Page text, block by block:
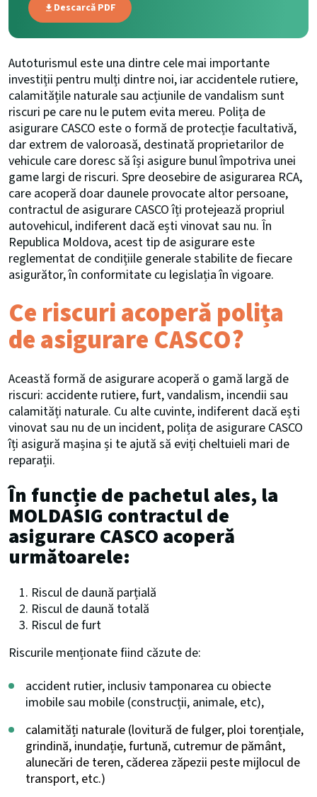
Descarcă PDF
Autoturismul este una dintre cele mai importante
investiții pentru mulți dintre noi, iar accidentele rutiere,
calamitățile naturale sau acțiunile de vandalism sunt
riscuri pe care nu le putem evita mereu. Polița de
asigurare CASCO este o formă de protecție facultativă,
dar extrem de valoroasă, destinată proprietarilor de
vehicule care doresc să își asigure bunul împotriva unei
game largi de riscuri. Spre deosebire de asigurarea RCA,
care acoperă doar daunele provocate altor persoane,
contractul de asigurare CASCO îți protejează propriul
autovehicul, indiferent dacă ești vinovat sau nu. În
Republica Moldova, acest tip de asigurare este
reglementat de condițiile generale stabilite de fiecare
asigurător, în conformitate cu legislația în vigoare.
Ce riscuri acoperă polița
de asigurare CASCO?
Această formă de asigurare acoperă o gamă largă de
riscuri: accidente rutiere, furt, vandalism, incendii sau
calamități naturale. Cu alte cuvinte, indiferent dacă ești
vinovat sau nu de un incident, polița de asigurare CASCO
îți asigură mașina și te ajută să eviți cheltuieli mari de
reparații.
În funcție de pachetul ales, la
MOLDASIG contractul de
asigurare CASCO acoperă
următoarele:
Riscul de daună parțială
Riscul de daună totală
Riscul de furt
Riscurile menționate fiind căzute de:
accident rutier, inclusiv tamponarea cu obiecte
imobile sau mobile (construcții, animale, etc),
calamități naturale (lovitură de fulger, ploi torențiale,
grindină, inundație, furtună, cutremur de pământ,
alunecări de teren, căderea zăpezii peste mijlocul de
transport, etc.)